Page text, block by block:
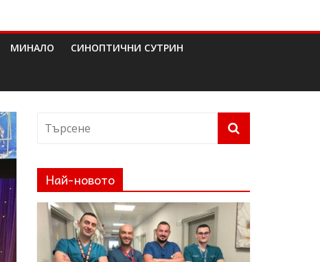
МИНАЛО СИНОПТИЧНИ СУТРИН
Най-новото